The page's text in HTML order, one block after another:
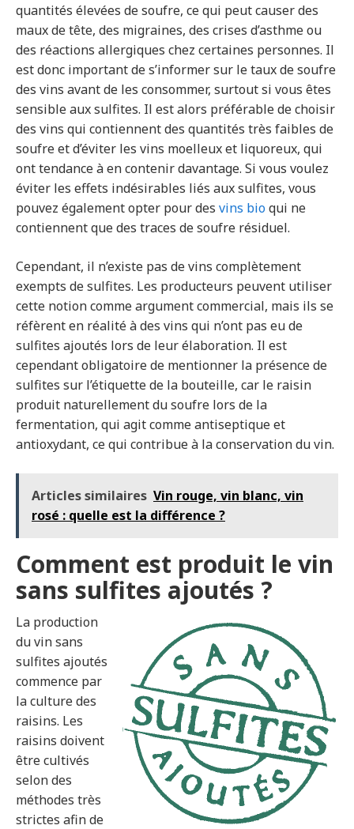
quantités élevées de soufre, ce qui peut causer des
maux de tête, des migraines, des crises d’asthme ou
des réactions allergiques chez certaines personnes. Il
est donc important de s’informer sur le taux de soufre
des vins avant de les consommer, surtout si vous êtes
sensible aux sulfites. Il est alors préférable de choisir
des vins qui contiennent des quantités très faibles de
soufre et d’éviter les vins moelleux et liquoreux, qui
ont tendance à en contenir davantage. Si vous voulez
éviter les effets indésirables liés aux sulfites, vous
pouvez également opter pour des vins bioqui ne
contiennent que des traces de soufre résiduel.
Cependant, il n’existe pas de vins complètement
exempts de sulfites. Les producteurs peuvent utiliser
cette notion comme argument commercial, mais ils se
réfèrent en réalité à des vins qui n’ont pas eu de
sulfites ajoutés lors de leur élaboration. Il est
cependant obligatoire de mentionner la présence de
sulfites sur l’étiquette de la bouteille, car le raisin
produit naturellement du soufre lors de la
fermentation, qui agit comme antiseptique et
antioxydant, ce qui contribue à la conservation du vin.
Articles similaires Vin rouge, vin blanc, vin
rosé : quelle est la différence ?
Comment est produit le vin
sans sulfites ajoutés ?
La production
du vin sans
sulfites ajoutés
commence par
la culture des
raisins. Les
raisins doivent
être cultivés
selon des
méthodes très
strictes afin de